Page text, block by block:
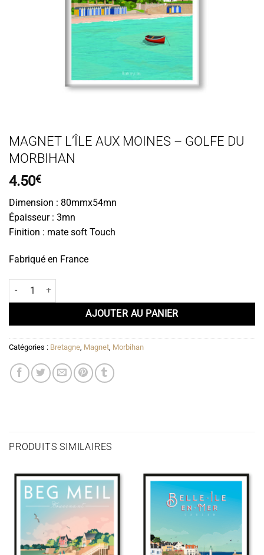
MAGNET L’ÎLE AUX MOINES – GOLFE DU
MORBIHAN
4.50€
Dimension : 80mmx54mn
Épaisseur : 3mn
Finition : mate soft Touch
Fabriqué en France
quantité de Magnet L’Île aux Moines – Golfe du Morbihan
AJOUTER AU PANIER
Catégories : Bretagne Magnet Morbihan
PRODUITS SIMILAIRES